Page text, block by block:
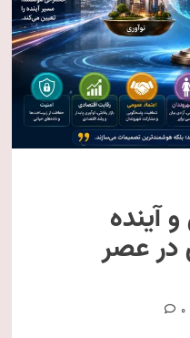
آینده
در عصر
0